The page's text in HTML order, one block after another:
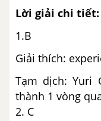
Lời giải chi tiết:
1.B
Giải thích:
Tạm dịch: Yuri
thành 1 vòng
2. C